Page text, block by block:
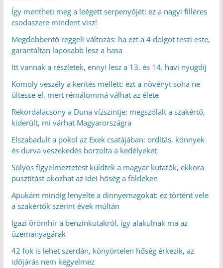
Így mentheti meg a leégett serpenyőjét: ez a nagyi filléres
csodaszere mindent visz!
Megdöbbentő reggeli változás: ha ezt a 4 dolgot teszi este,
garantáltan laposabb lesz a hasa
Itt vannak a részletek, ennyi lesz a 13. és 14. havi nyugdíj
Komoly veszély a kerítés mellett: ezt a növényt soha ne
ültesse el, mert rémálommá válhat az élete
Rekordalacsony a Duna vízszintje: megszólalt a szakértő,
kiderült, mi várhat Magyarországra
Elszabadult a pokol az Exek csatájában: ordítás, könnyek
és durva veszekedés borzolta a kedélyeket
Súlyos figyelmeztetést küldtek a magyar kutatók, ekkora
pusztítást okozhat az idei hőség a földeken
Apukám mindig lenyelte a dinnyemagokat: ez történt vele
a szakértők szerint évek múltán
Igazi örömhír a benzinkutakról, így alakulnak ma az
üzemanyagárak
42 fok is lehet szerdán, könyörtelen hőség érkezik, az
időjárás nem kegyelmez